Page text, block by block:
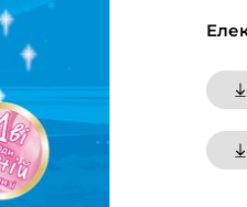
Подарункові сертифікати (1)